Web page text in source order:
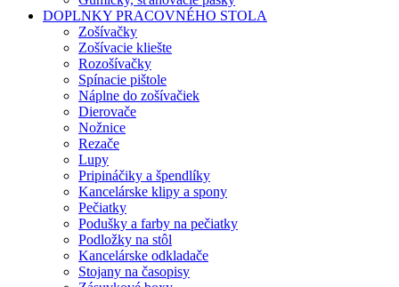
DOPLNKY PRACOVNÉHO STOLA
Zošívačky
Zošívacie kliešte
Rozošívačky
Spínacie pištole
Náplne do zošívačiek
Dierovače
Nožnice
Rezače
Lupy
Pripináčiky a špendlíky
Kancelárske klipy a spony
Pečiatky
Podušky a farby na pečiatky
Podložky na stôl
Kancelárske odkladače
Stojany na časopisy